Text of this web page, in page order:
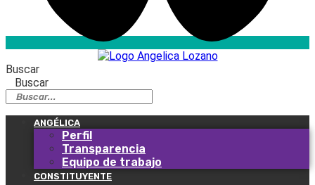
Buscar
Buscar
ANGÉLICA
Perfil
Transparencia
Equipo de trabajo
CONSTITUYENTE